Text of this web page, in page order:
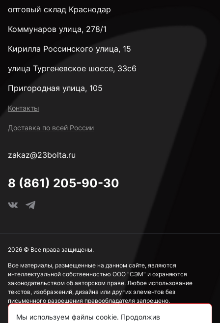
оптовый склад Краснодар
Коммунаров улица, 278/1
Кирилла Россинского улица, 15
улица Тургеневское шоссе, 33с6
Пригородная улица, 105
Контакты
Доставка по всей России
zakaz@23bolta.ru
8 (861) 205-90-30
Все материалы, размещенные на данном сайте, являются
интеллектуальной собственностью ООО "СЭМ" и охраняются
законодательством об авторском праве. Любое использование
текстов, изображений, дизайна или других элементов без
письменного разрешения правообладателя запрещено.
Информация, представленная на сайте, носит исключительно
2026 © Все права защищены.
Мы используем файлы cookie. Продолжив